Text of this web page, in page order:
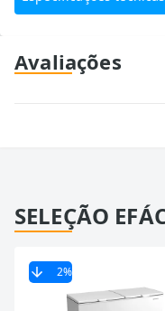
Avaliações
SELEÇÃO
2%